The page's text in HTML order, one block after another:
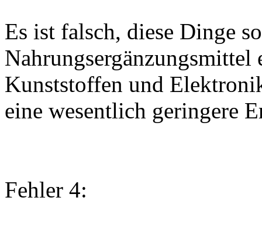
Es ist falsch, diese Dinge
Kunststoffen und
eine wesentlich geringere
Fehler 4: